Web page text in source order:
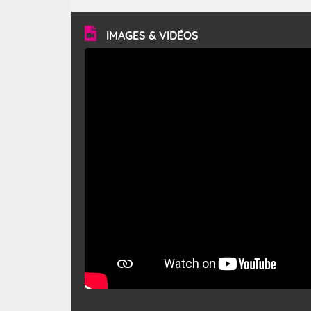
vitesse moyenne de 50 km/h et atteindre 80 à 100 km/h
en rafales, parfois davantage. Il parcourt la basse vallée
du Rhône et la Provence et envahit le littoral
méditerranéen à partir de la Camargue.
IMAGES & VIDÉOS